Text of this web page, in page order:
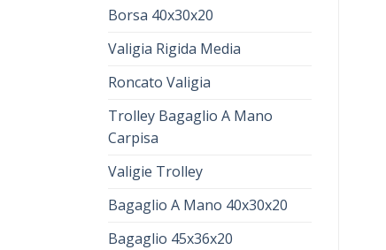
Borsa 40x30x20
Valigia Rigida Media
Roncato Valigia
Trolley Bagaglio A Mano
Carpisa
Valigie Trolley
Bagaglio A Mano 40x30x20
Bagaglio 45x36x20